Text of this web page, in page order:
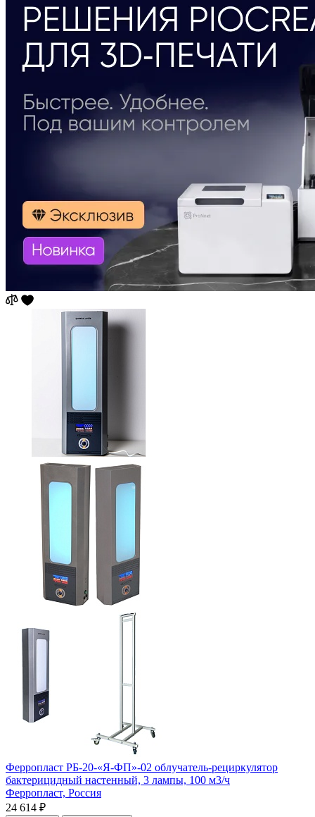
Ферропласт РБ-20-«Я-ФП»-02 облучатель-рециркулятор
бактерицидный настенный, 3 лампы, 100 м3/ч
Ферропласт, Россия
24 614 ₽